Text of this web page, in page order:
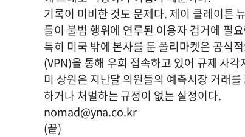
기록이 미비한 것도 문제다. 제이 클레이튼
들이 불법 행위에 연루된 이용자 검거에 필
특히 미국 밖에 본사를 둔 폴리마켓은 공식
(VPN)을 통해 우회 접속하고 있어 규제 사
미 상원은 지난달 의원들의 예측시장 거래
하거나 처벌하는 규정이 없는 실정이다.
nomad@yna.co.kr
(끝)